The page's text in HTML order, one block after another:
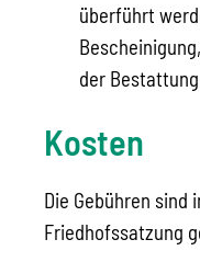
überführt
der
Kosten
Die Gebühren sind
Friedhofssatzung